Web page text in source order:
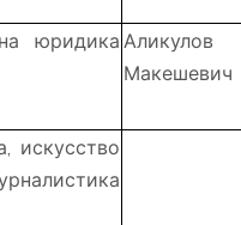
юридика
Макешевич
искусство